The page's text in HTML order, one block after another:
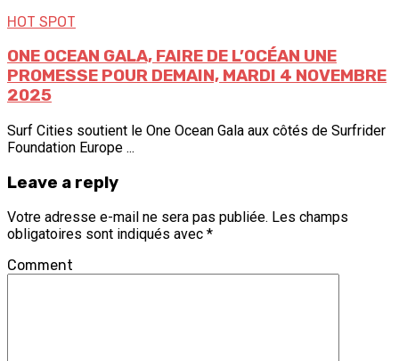
HOT SPOT
ONE OCEAN GALA, FAIRE DE L’OCÉAN UNE
PROMESSE POUR DEMAIN, MARDI 4 NOVEMBRE
2025
Surf Cities soutient le One Ocean Gala aux côtés de Surfrider
Foundation Europe ...
Leave a reply
Votre adresse e-mail ne sera pas publiée. Les champs
obligatoires sont indiqués avec *
Comment